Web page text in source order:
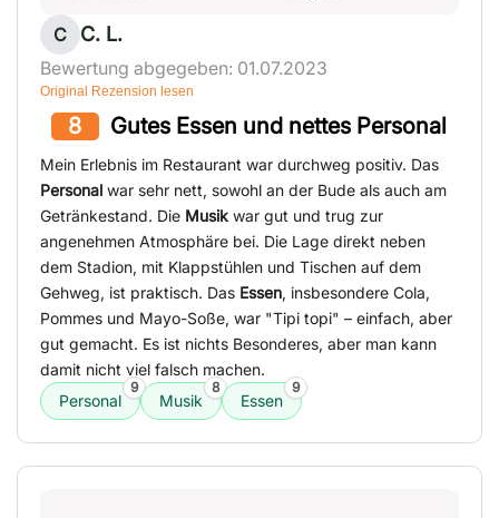
C C. L.
Bewertung abgegeben: 01.07.2023
Original Rezension lesen
8 Gutes Essen und nettes Personal
Mein Erlebnis im Restaurant war durchweg positiv. Das
Personal war sehr nett, sowohl an der Bude als auch am
Getränkestand. Die Musik war gut und trug zur
angenehmen Atmosphäre bei. Die Lage direkt neben
dem Stadion, mit Klappstühlen und Tischen auf dem
Gehweg, ist praktisch. Das Essen, insbesondere Cola,
Pommes und Mayo-Soße, war "Tipi topi" – einfach, aber
gut gemacht. Es ist nichts Besonderes, aber man kann
damit nicht viel falsch machen.
Personal
9
Musik
8
Essen
9